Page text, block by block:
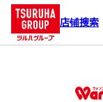
店铺搜索